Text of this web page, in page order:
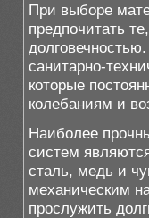
При выборе
предпочитать
санитарно-
которые
колебаниям и
Наиболее
систем
сталь, медь и
механическим
прослужить